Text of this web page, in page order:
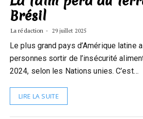
Brésil
La rédaction 29 juillet 2025
Le plus grand pays d’Amérique latine
personnes sortir de l’insécurité
2024, selon les Nations unies. C’est…
LIRE LA SUITE